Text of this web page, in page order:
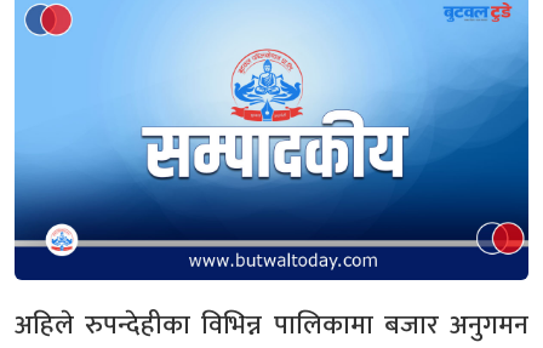
अहिले रुपन्देहीका विभिन्न पालिकामा बजार अनुगमन